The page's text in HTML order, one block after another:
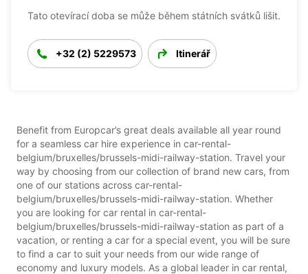
Tato otevírací doba se může během státních svátků lišit.
+32 (2) 5229573 Itinerář
Benefit from Europcar’s great deals available all year round
for a seamless car hire experience in car-rental-
belgium/bruxelles/brussels-midi-railway-station. Travel your
way by choosing from our collection of brand new cars, from
one of our stations across car-rental-
belgium/bruxelles/brussels-midi-railway-station. Whether
you are looking for car rental in car-rental-
belgium/bruxelles/brussels-midi-railway-station as part of a
vacation, or renting a car for a special event, you will be sure
to find a car to suit your needs from our wide range of
economy and luxury models. As a global leader in car rental,